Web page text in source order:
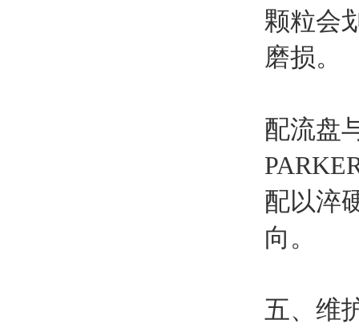
颗粒会
磨损。
配流盘
配以淬
向。
五、维